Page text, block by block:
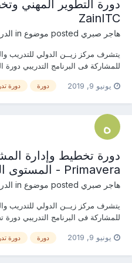
دورة التطوير المهني
ZainITC
هاجر صبري
للمشاركة فى البرنامج التدريبي
التدريب : هاجــــر صبـــري جوال /
يونيو 9, 2019 دورة دورة
دورة تخطيط وإدارة
Primavera - المستوى المتقدم
هاجر صبري
للمشاركة فى البرنامج التدريبي
التواصل معنا ... منسقة التدريب :
يونيو 9, 2019 دورة دورة